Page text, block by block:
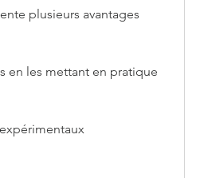
plusieurs avantages
en les mettant en pratique